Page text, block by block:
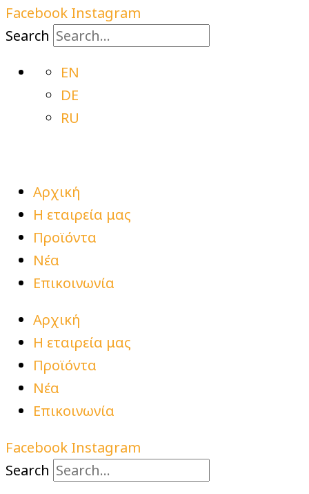
Facebook Instagram
Search
EN
DE
RU
Αρχική
Η εταιρεία μας
Προϊόντα
Νέα
Επικοινωνία
Αρχική
Η εταιρεία μας
Προϊόντα
Νέα
Επικοινωνία
Facebook Instagram
Search